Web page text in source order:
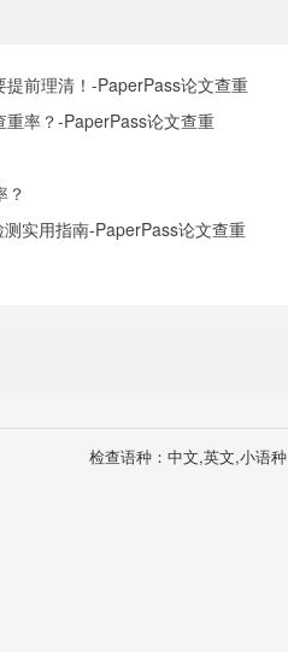
前理清！-PaperPass论文查重
率？-PaperPass论文查重
？
实用指南-PaperPass论文查重
检查语种：中文,英文,小语种